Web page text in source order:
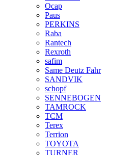
Ocap
Paus
PERKINS
Raba
Rantech
Rexroth
safim
Same Deutz Fahr
SANDVIK
schopf
SENNEBOGEN
TAMROCK
TCM
Terex
Terrion
TOYOTA
TURNER